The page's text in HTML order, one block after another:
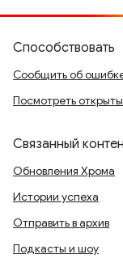
Способствовать
Сообщить об
Посмотреть
Связанный
Обновления Хрома
Истории успеха
Отправить в архив
Подкасты и шоу